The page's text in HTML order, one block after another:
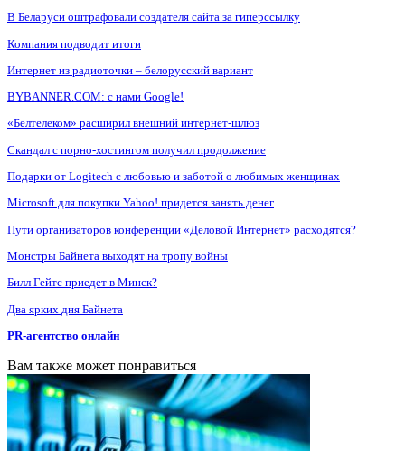
В Беларуси оштрафовали создателя сайта за гиперссылку
Компания подводит итоги
Интернет из радиоточки – белорусский вариант
BYBANNER.COM: c нами Google!
«Белтелеком» расширил внешний интернет-шлюз
Скандал с порно-хостингом получил продолжение
Подарки от Logitech с любовью и заботой о любимых женщинах
Microsoft для покупки Yahoo! придется занять денег
Пути организаторов конференции «Деловой Интернет» расходятся?
Монстры Байнета выходят на тропу войны
Билл Гейтс приедет в Минск?
Два ярких дня Байнета
PR-агентство онлайн
Вам также может понравиться